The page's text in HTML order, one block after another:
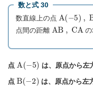
数と式 30
数直線上の点
A (− 5)
点間の距離 A B , C A
点 A (− 5) は、原点から左
点 B( 2) は、原点から左